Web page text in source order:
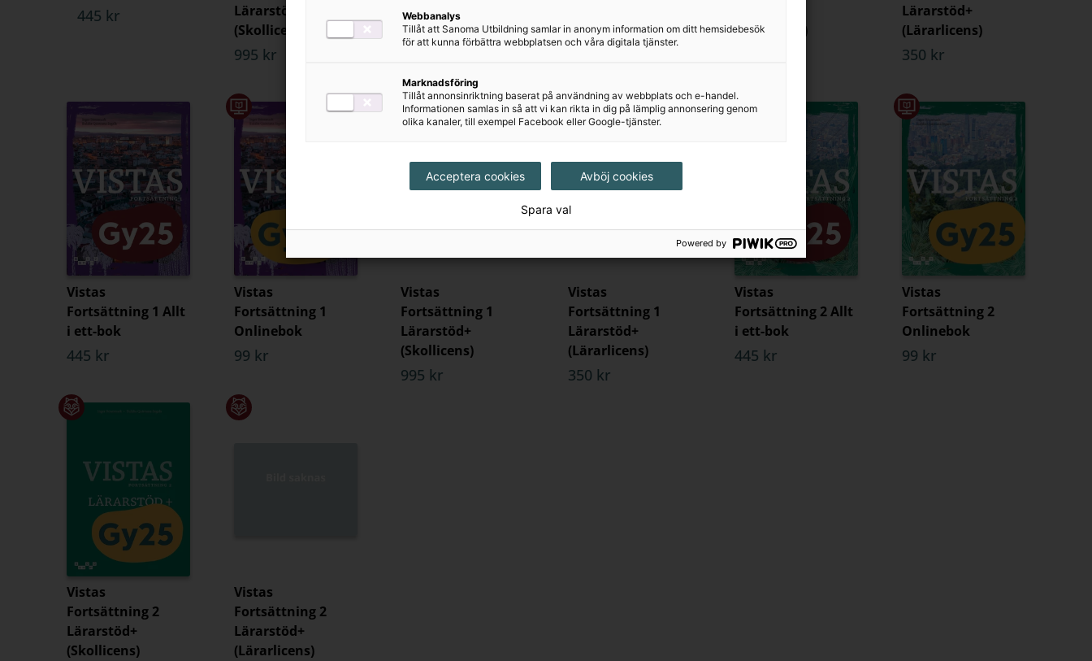
445 kr
Lärarstöd+
(Skollicens)
995 kr
Lärarstöd+
(Lärarlicens)
445 kr
(Skollicens)
Lärarstöd+
(Lärarlicens)
350 kr
Vistas
Fortsättning 1 Allt
i ett-bok
445 kr
Vistas
Fortsättning 1
Onlinebok
99 kr
Vistas
Fortsättning 1
Lärarstöd+
(Skollicens)
995 kr
Vistas
Fortsättning 1
Lärarstöd+
(Lärarlicens)
350 kr
Vistas
Fortsättning 2 Allt
i ett-bok
445 kr
Vistas
Fortsättning 2
Onlinebok
99 kr
Vistas
Fortsättning 2
Lärarstöd+
(Skollicens)
Vistas
Fortsättning 2
Lärarstöd+
(Lärarlicens)
Webbanalys
Tillåt att Sanoma Utbildning samlar in anonym information om ditt hemsidebesök
för att kunna förbättra webbplatsen och våra digitala tjänster.
Marknadsföring
Tillåt annonsinriktning baserat på användning av webbplats och e-handel.
Informationen samlas in så att vi kan rikta in dig på lämplig annonsering genom
olika kanaler, till exempel Facebook eller Google-tjänster.
Acceptera cookies Avböj cookies
Spara val
Powered by